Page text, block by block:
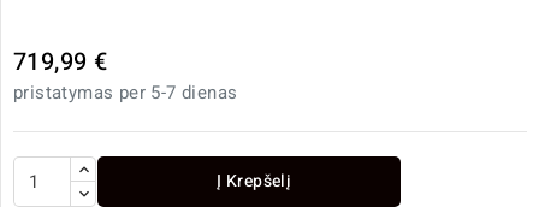
719,99 €
pristatymas per 5-7 dienas
Į Krepšelį